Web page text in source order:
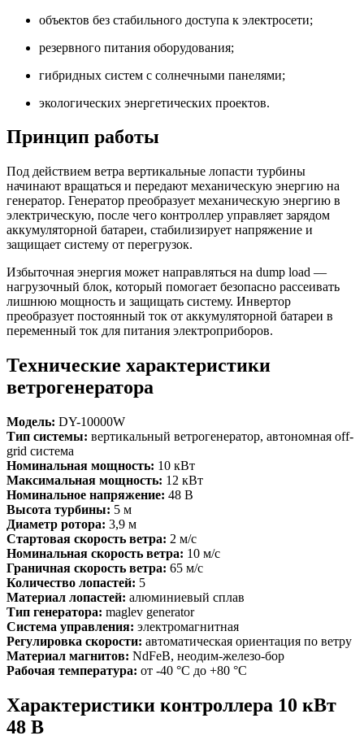
объектов без стабильного доступа к электросети;
резервного питания оборудования;
гибридных систем с солнечными панелями;
экологических энергетических проектов.
Принцип работы
Под действием ветра вертикальные лопасти турбины
начинают вращаться и передают механическую энергию на
генератор. Генератор преобразует механическую энергию в
электрическую, после чего контроллер управляет зарядом
аккумуляторной батареи, стабилизирует напряжение и
защищает систему от перегрузок.
Избыточная энергия может направляться на dump load —
нагрузочный блок, который помогает безопасно рассеивать
лишнюю мощность и защищать систему. Инвертор
преобразует постоянный ток от аккумуляторной батареи в
переменный ток для питания электроприборов.
Технические характеристики
ветрогенератора
Модель: DY-10000W
Тип системы: вертикальный ветрогенератор, автономная off-
grid система
Номинальная мощность: 10 кВт
Максимальная мощность: 12 кВт
Номинальное напряжение: 48 В
Высота турбины: 5 м
Диаметр ротора: 3,9 м
Стартовая скорость ветра: 2 м/с
Номинальная скорость ветра: 10 м/с
Граничная скорость ветра: 65 м/с
Количество лопастей: 5
Материал лопастей: алюминиевый сплав
Тип генератора: maglev generator
Система управления: электромагнитная
Регулировка скорости: автоматическая ориентация по ветру
Материал магнитов: NdFeB, неодим-железо-бор
Рабочая температура: от -40 °C до +80 °C
Характеристики контроллера 10 кВт
48 В